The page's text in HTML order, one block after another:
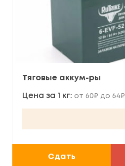
Тяговые аккум-ры
Цена за 1 кг: от 60₽ до 64₽
Сдать